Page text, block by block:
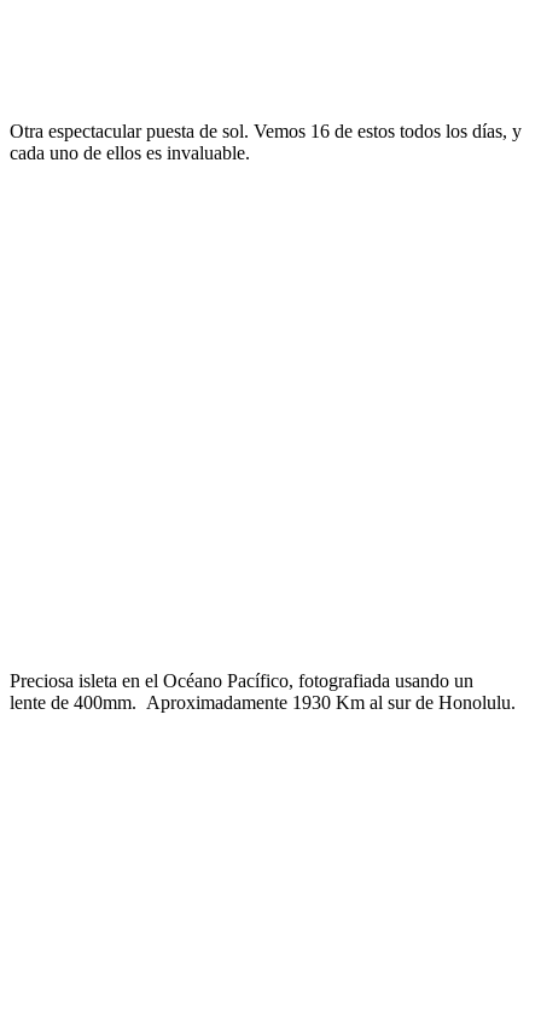
Otra espectacular puesta de sol. Vemos 16 de estos todos los dí­as, y
cada uno de ellos es invaluable.
Preciosa isleta en el Océano Pací­fico, fotografiada usando un
lente de 400mm. Aproximadamente 1930 Km al sur de Honolulu.